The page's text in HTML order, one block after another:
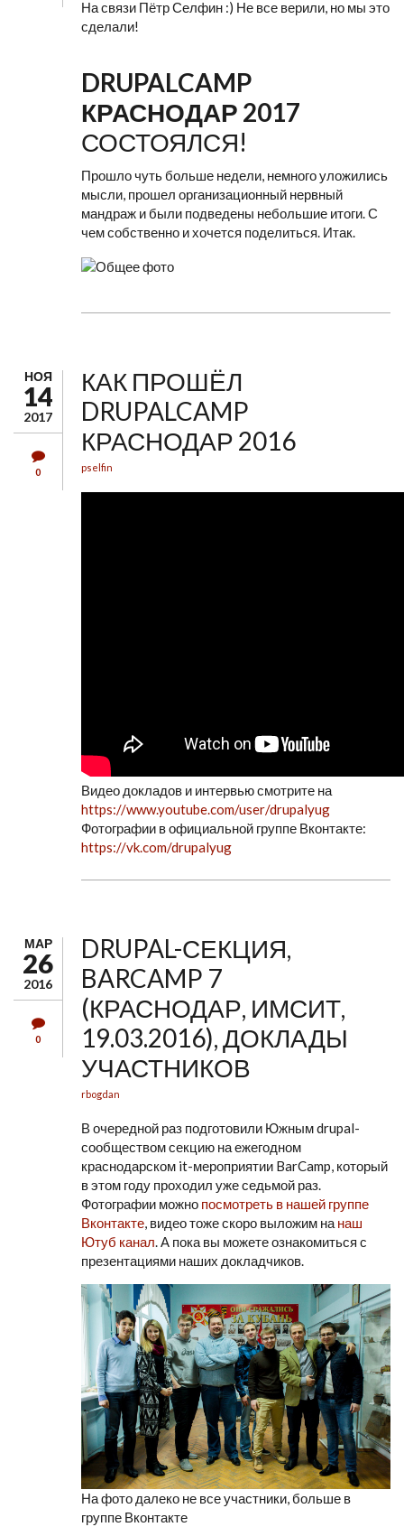
На связи Пётр Селфин :) Не все верили, но мы это
сделали!
DRUPALCAMP
КРАСНОДАР 2017
СОСТОЯЛСЯ!
Прошло чуть больше недели, немного уложились
мысли, прошел организационный нервный
мандраж и были подведены небольшие итоги. С
чем собственно и хочется поделиться. Итак.
НОЯ
14
2017
0
КАК ПРОШЁЛ
DRUPALCAMP
КРАСНОДАР 2016
pselfin
Видео докладов и интервью смотрите на
https://www.youtube.com/user/drupalyug
Фотографии в официальной группе Вконтакте:
https://vk.com/drupalyug
МАР
26
2016
0
DRUPAL-СЕКЦИЯ,
BARCAMP 7
(КРАСНОДАР, ИМСИТ,
19.03.2016), ДОКЛАДЫ
УЧАСТНИКОВ
rbogdan
В очередной раз подготовили Южным drupal-
сообществом секцию на ежегодном
краснодарском it-мероприятии BarCamp, который
в этом году проходил уже седьмой раз.
Фотографии можно посмотреть в нашей группе
Вконтакте, видео тоже скоро выложим на наш
Ютуб канал. А пока вы можете ознакомиться с
презентациями наших докладчиков.
На фото далеко не все участники, больше в
группе Вконтакте